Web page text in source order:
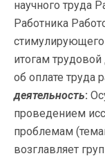
научного труда
Работника
стимулирующего
итогам
об оплате труда
деятельность:
проведением
проблемам
возглавляет